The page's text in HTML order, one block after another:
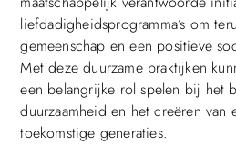
liefdadigheidsprogramma’s om
gemeenschap en een positieve
Met deze duurzame praktijken
een belangrijke rol spelen bij het
duurzaamheid en het creëren
toekomstige generaties.